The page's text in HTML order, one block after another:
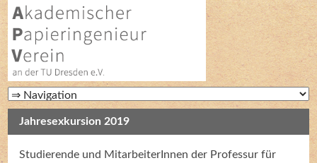
Jahresexkursion 2019
Studierende und MitarbeiterInnen der Professur für